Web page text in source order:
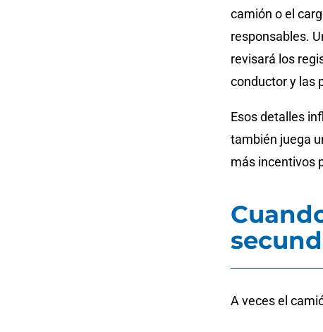
camión o el
responsables.
revisará los
conductor y las
Esos detalles
también juega
más incentivos
A veces el